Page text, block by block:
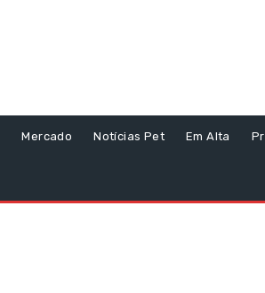
Mercado Notícias Pet Em Alta